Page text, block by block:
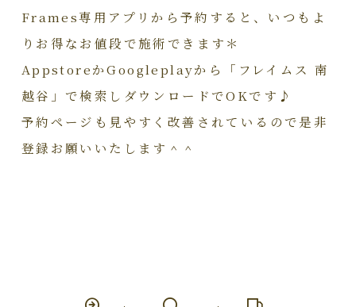
Frames専用アプリから予約すると、いつもよ
りお得なお値段で施術できます＊
AppstoreかGoogleplayから「フレイムス 南
越谷」で検索しダウンロードでOKです♪
予約ページも見やすく改善されているので是非
登録お願いいたします＾＾